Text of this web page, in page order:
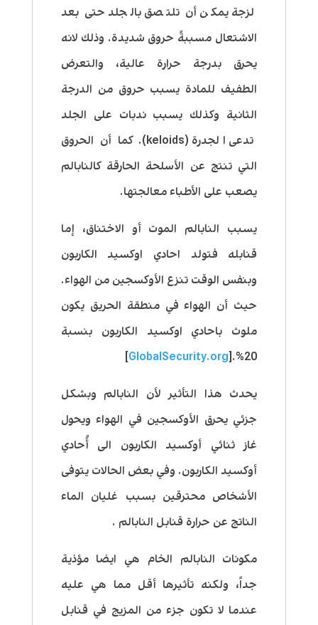
لزجة يمكن أن تلتصق بالجلد حتى بعد
الاشتعال مسببةً حروق شديدة. وذلك لانه
يحرق بدرجة حرارة عالية، والتعرض
الطفيف للمادة يسبب حروق من الدرجة
الثانية وكذلك يسبب ندبات على الجلد
تدعى الجدرة (keloids). كما أن الحروق
التي تنتج عن الأسلحة الحارقة كالنابالم
يصعب على الأطباء معالجتها.
يسبب النابالم الموت أو الاختناق، إما
قنابله فتولد احادي اوكسيد الكاربون
وبنفس الوقت تنزع الأوكسجين من الهواء.
حيث أن الهواء في منطقة الحريق يكون
ملوث باحادي اوكسيد الكاربون بنسبة
20%.[
GlobalSecurity.org
]
يحدث هذا التأثير لأن النابالم وبشكل
جزئي يحرق الأوكسجين في الهواء ويحول
غاز ثنائي أوكسيد الكاربون الى أُحادي
أوكسيد الكاربون. وفي بعض الحالات يتوفى
الأشخاص محترقين بسبب غليان الماء
الناتج عن حرارة قنابل النابالم .
مكونات النابالم الخام هي ايضا مؤذية
جداً، ولكنه تأثيرها أقل مما هي عليه
عندما لا تكون جزء من المزيج في قنابل